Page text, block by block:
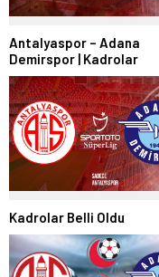
Antalyaspor – Adana
Demirspor | Kadrolar
Kadrolar Belli Oldu